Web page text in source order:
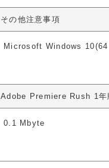
その他注意事項
Microsoft Windows 10(64
Adobe Premiere Rush 1年
0.1 Mbyte